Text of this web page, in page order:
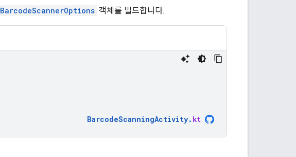
BarcodeScannerOptions 객체를 빌드합니다.
BarcodeScanningActivity. kt